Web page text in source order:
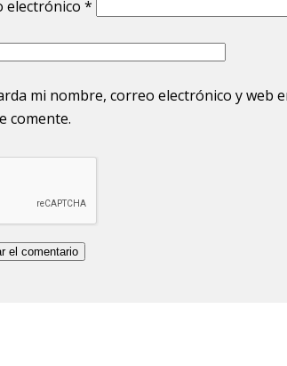
electrónico *
mi nombre, correo electrónico y web
comente.